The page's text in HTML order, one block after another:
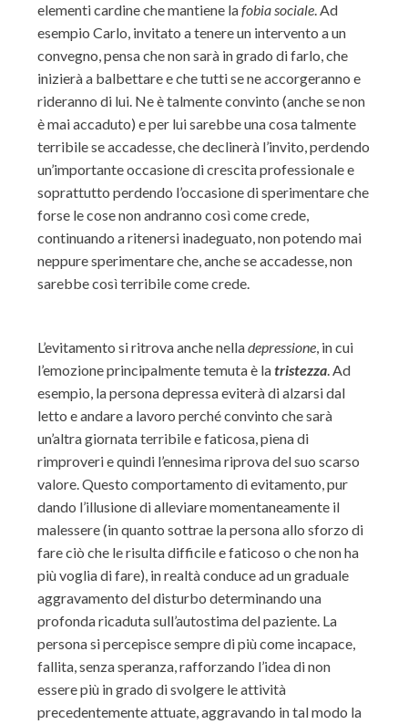
elementi cardine che mantiene lafobia sociale. Ad
esempio Carlo, invitato a tenere un intervento a un
convegno, pensa che non sarà in grado di farlo, che
inizierà a balbettare e che tutti se ne accorgeranno e
rideranno di lui. Ne è talmente convinto (anche se non
è mai accaduto) e per lui sarebbe una cosa talmente
terribile se accadesse, che declinerà l’invito, perdendo
un’importante occasione di crescita professionale e
soprattutto perdendo l’occasione di sperimentare che
forse le cose non andranno così come crede,
continuando a ritenersi inadeguato, non potendo mai
neppure sperimentare che, anche se accadesse, non
sarebbe così terribile come crede.
L’evitamento si ritrova anche nelladepressione, in cui
l’emozione principalmente temuta è latristezza. Ad
esempio, la persona depressa eviterà di alzarsi dal
letto e andare a lavoro perché convinto che sarà
un’altra giornata terribile e faticosa, piena di
rimproveri e quindi l’ennesima riprova del suo scarso
valore. Questo comportamento di evitamento, pur
dando l’illusione di alleviare momentaneamente il
malessere (in quanto sottrae la persona allo sforzo di
fare ciò che le risulta difficile e faticoso o che non ha
più voglia di fare), in realtà conduce ad un graduale
aggravamento del disturbo determinando una
profonda ricaduta sull’autostima del paziente. La
persona si percepisce sempre di più come incapace,
fallita, senza speranza, rafforzando l’idea di non
essere più in grado di svolgere le attività
precedentemente attuate, aggravando in tal modo la